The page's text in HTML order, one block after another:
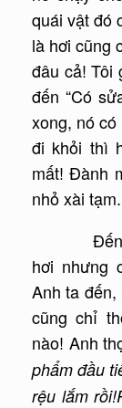
quái vật đó
là hơi cũng
đâu cả! Tôi
đến “Có
xong, nó
đi khỏi thì
mất! Đành
nhỏ xài tạm.
Đến
hơi nhưng
Anh ta đến,
cũng chỉ
nào! Anh
phẩm đầu
rệu lắm